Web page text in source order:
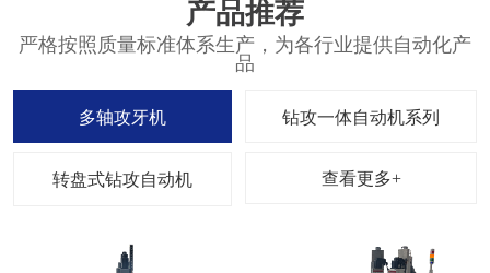
产品推荐
严格按照质量标准体系生产，为各行业提供自动化产
品
多轴攻牙机 钻攻一体自动机系列
转盘式钻攻自动机 查看更多+